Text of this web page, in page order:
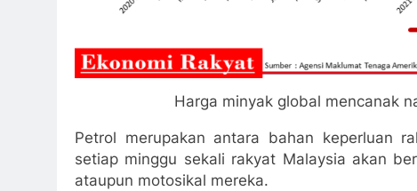
Harga minyak global mencanak
Petrol merupakan antara bahan keperluan
setiap minggu sekali rakyat Malaysia akan
ataupun motosikal mereka.